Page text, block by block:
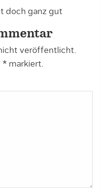
doch ganz gut
veröffentlicht.
* markiert.